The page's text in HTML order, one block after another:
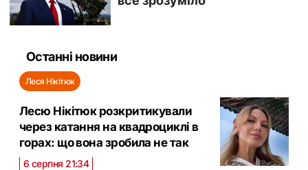
Останні новини
Леся Нікітюк
Лесю Нікітюк розкритикували
через катання на квадроциклі в
горах: що вона зробила не так
6 серпня 21:34